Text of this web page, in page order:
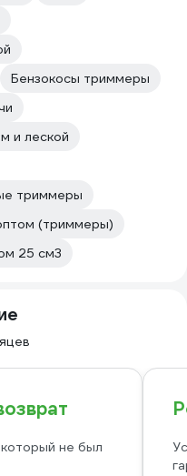
Бензокосы триммеры
и леской
триммеры
(триммеры)
25 см3
не был